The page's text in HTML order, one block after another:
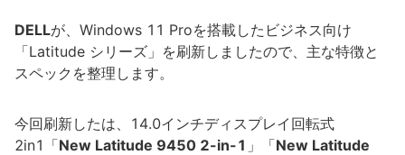
DELLが、Windows 11 Proを搭載したビジネス向け
「Latitude シリーズ」を刷新しましたので、主な特徴と
スペックを整理します。
今回刷新したは、14.0インチディスプレイ回転式
2in1「New Latitude 9450 2-in-1 」「New Latitude